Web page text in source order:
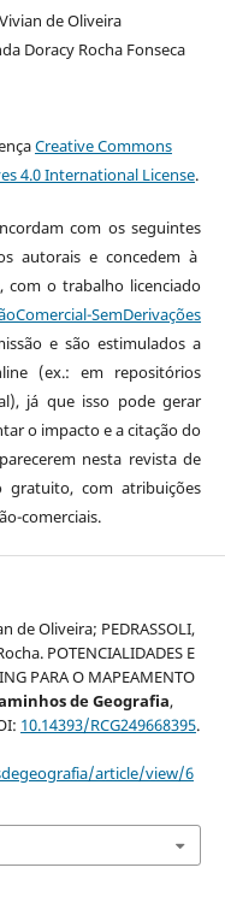
de Oliveira
Doracy Rocha Fonseca
Creative Commons
4.0 International License.
com os seguintes
autorais e concedem à
com o trabalho licenciado
SemDerivações
e são estimulados a
(ex.: em repositórios
já que isso pode gerar
o impacto e a citação do
nesta revista de
gratuito, com atribuições
comerciais.
de Oliveira; PEDRASSOLI,
POTENCIALIDADES E
PARA O MAPEAMENTO
de Geografia,
10.14393/RCG249668395.
article/view/6